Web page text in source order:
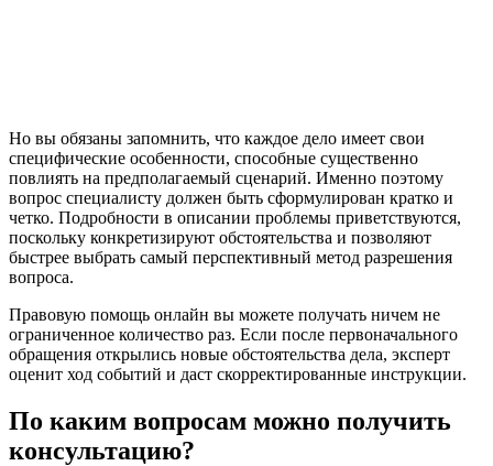
Но вы обязаны запомнить, что каждое дело имеет свои
специфические особенности, способные существенно
повлиять на предполагаемый сценарий. Именно поэтому
вопрос специалисту должен быть сформулирован кратко и
четко. Подробности в описании проблемы приветствуются,
поскольку конкретизируют обстоятельства и позволяют
быстрее выбрать самый перспективный метод разрешения
вопроса.
Правовую помощь онлайн вы можете получать ничем не
ограниченное количество раз. Если после первоначального
обращения открылись новые обстоятельства дела, эксперт
оценит ход событий и даст скорректированные инструкции.
По каким вопросам можно получить
консультацию?